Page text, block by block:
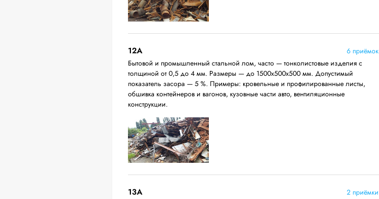
12A
6 приёмок
Бытовой и промышленный стальной лом, часто — тонколистовые изделия с
толщиной от 0,5 до 4 мм. Размеры — до 1500х500х500 мм. Допустимый
показатель засора — 5 %. Примеры: кровельные и профилированные листы,
обшивка контейнеров и вагонов, кузовные части авто, вентиляционные
конструкции.
13А
2 приёмки